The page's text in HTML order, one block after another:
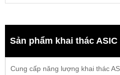
Sản phẩm khai thác ASIC
Cung cấp năng lượng khai thác